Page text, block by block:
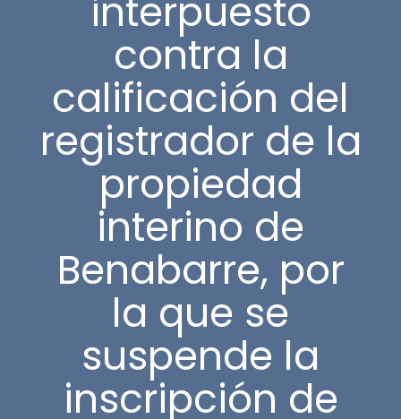
interpuesto
contra la
calificación del
registrador de la
propiedad
interino de
Benabarre, por
la que se
suspende la
inscripción de